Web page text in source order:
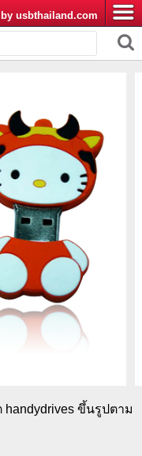
usbthailand.com
handydrives ขึ้นรูปตาม